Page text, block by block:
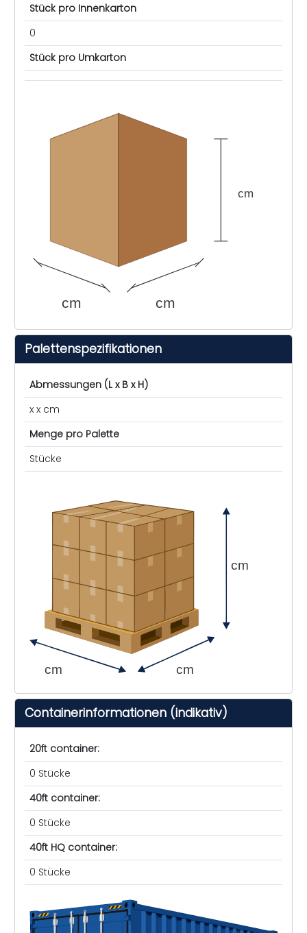
Stück pro Innenkarton
0
Stück pro Umkarton
cm cm
cm
Palettenspezifikationen
Abmessungen (L x B x H)
x x cm
Menge pro Palette
Stücke
cm cm
cm
Containerinformationen (indikativ)
20ft container:
0 Stücke
40ft container:
0 Stücke
40ft HQ container:
0 Stücke